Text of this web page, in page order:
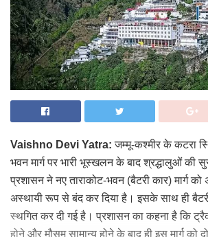
Vaishno Devi Yatra:जम्मू-कश्मीर के कटरा
भवन मार्ग पर भारी भूस्खलन के बाद श्रद्धालुओं की
प्रशासन ने नए ताराकोट-भवन (बैटरी कार) मार्ग
अस्थायी रूप से बंद कर दिया है। इसके साथ ही
स्थगित कर दी गई है। प्रशासन का कहना है कि
होने और मौसम सामान्य होने के बाद ही इस मार्ग को